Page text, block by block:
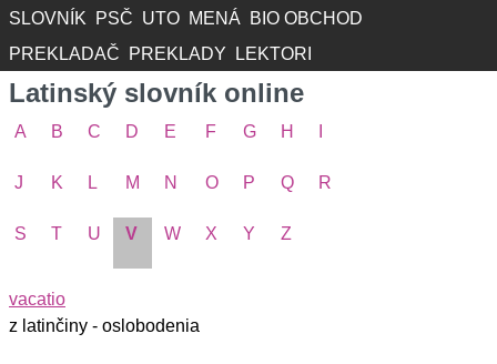
SLOVNÍK PSČ UTO MENÁ
BIO OBCHOD
PREKLADAČ
PREKLADY LEKTORI
Latinský slovník online
A B C D E F G H
J K L M N O P Q R
S T U V W X Y Z
vacatio
z latinčiny - oslobodenia